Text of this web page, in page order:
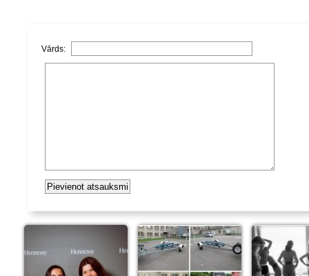
Vārds: